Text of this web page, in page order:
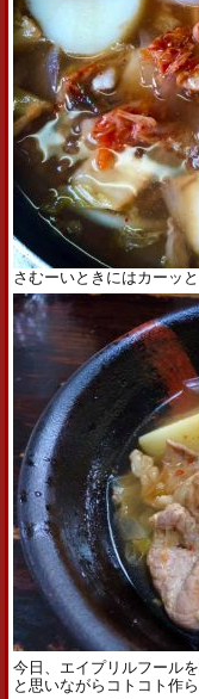
さむーいときにはカーッ
今日、エイプリルフール
と思いながらコトコト作